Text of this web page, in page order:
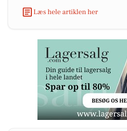
Læs hele artiklen her